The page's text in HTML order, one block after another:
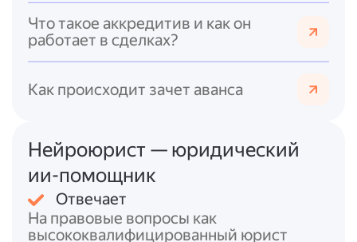
* последствия нарушения договора зависят
от виновной стороны: если виновата
сторона, давшая задаток, сумма остаётся у
контрагента; если виновата сторона,
РФ);
* задатком можно обеспечить
обязательство по заключению основного
договора на условиях предварительного
(ст. 429 ГК РФ).
Что такое аккредитив и как он
работает в сделках?
Как происходит зачет аванса
Нейроюрист — юридический
ии-помощник
Отвечает
На правовые вопросы как
высококвалифицированный юрист